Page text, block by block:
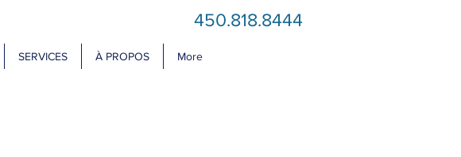
450.818.8444
SERVICES À PROPOS More